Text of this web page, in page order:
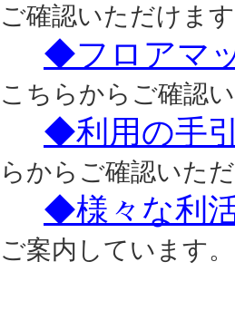
ご確認いただけます
◆フロアマ
こちらからご確認
◆利用の手
らからご確認いただ
◆様々な利
ご案内しています。